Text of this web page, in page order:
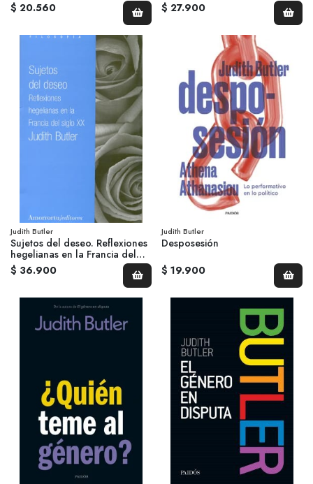
$ 20.560
$ 27.900
Judith Butler
Sujetos del deseo. Reflexiones
hegelianas en la Francia del
siglo XX
$ 36.900
Judith Butler
Desposesión
$ 19.900